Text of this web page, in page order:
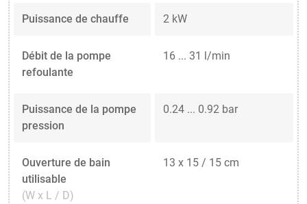
Puissance de chauffe 2 kW
Débit de la pompe
refoulante
16 ... 31 l/min
Puissance de la pompe
pression
0.24 ... 0.92 bar
Ouverture de bain
utilisable
(W x L / D)
13 x 15 / 15 cm